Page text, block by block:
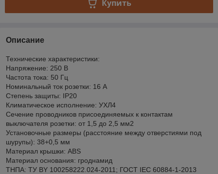
Купить
Описание
Технические характеристики:
Напряжение: 250 В
Частота тока: 50 Гц
Номинальный ток розетки: 16 А
Степень защиты: IP20
Климатическое исполнение: УХЛ4
Сечение проводников присоединяемых к контактам
выключателя розетки: от 1,5 до 2,5 мм2
Установочные размеры (расстояние между отверстиями под
шурупы): 38+0,5 мм
Материал крышки: ABS
Материал основания: гроднамид
ТНПА: ТУ BY 100258222.024-2011; ГОСТ IEC 60884-1-2013